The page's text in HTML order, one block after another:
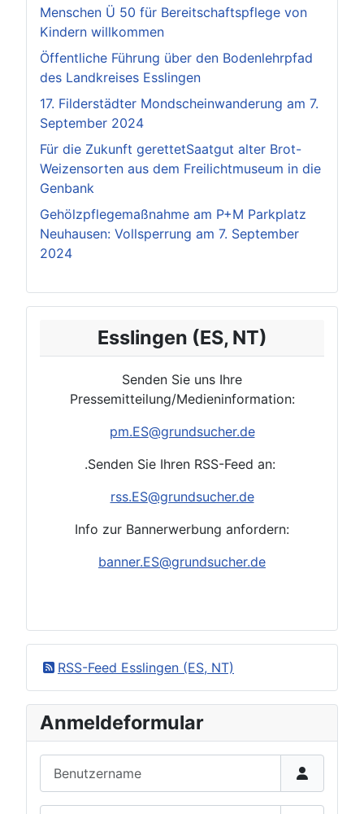
Menschen Ü 50 für Bereitschaftspflege von
Kindern willkommen
Öffentliche Führung über den Bodenlehrpfad
des Landkreises Esslingen
17. Filderstädter Mondscheinwanderung am 7.
September 2024
Für die Zukunft gerettetSaatgut alter Brot-
Weizensorten aus dem Freilichtmuseum in die
Genbank
Gehölzpflegemaßnahme am P+M Parkplatz
Neuhausen: Vollsperrung am 7. September
2024
Esslingen (ES, NT)
Senden Sie uns Ihre
Pressemitteilung/Medieninformation:
pm.ES@grundsucher.de
.Senden Sie Ihren RSS-Feed an:
rss.ES@grundsucher.de
Info zur Bannerwerbung anfordern:
banner.ES@grundsucher.de
RSS-Feed Esslingen (ES, NT)
Anmeldeformular